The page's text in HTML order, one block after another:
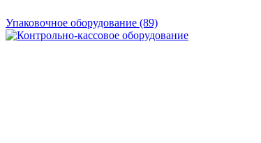
Упаковочное оборудование (89)